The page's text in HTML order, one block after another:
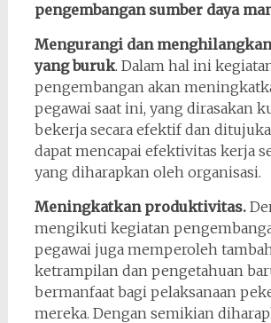
pengembangan sumber daya
Mengurangi dan
yang buruk. Dalam hal ini
pengembangan akan
pegawai saat ini, yang dirasakan
bekerja secara efektif dan
dapat mencapai efektivitas kerja
yang diharapkan oleh organisasi.
Meningkatkan produktivitas.
mengikuti kegiatan
pegawai juga memperoleh
ketrampilan dan pengetahuan
bermanfaat bagi pelaksanaan
mereka. Dengan semikian